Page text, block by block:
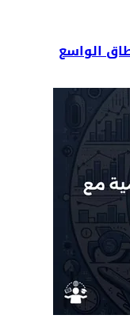
الواسع